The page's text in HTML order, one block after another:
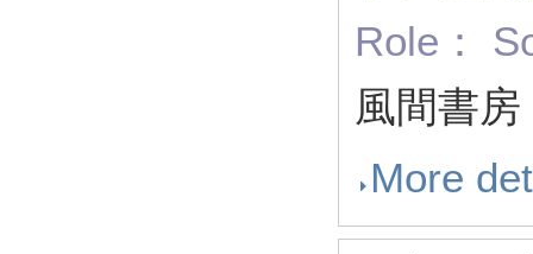
Role：
風間書房
More